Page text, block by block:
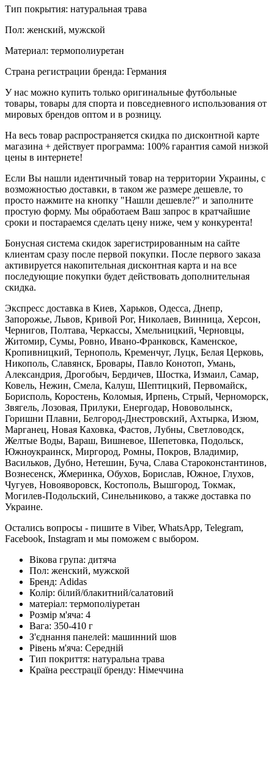
Тип покрытия: натуральная трава
Пол: женский, мужской
Материал: термополиуретан
Страна регистрации бренда: Германия
У нас можно купить только оригинальные футбольные
товары, товары для спорта и повседневного использования от
мировых брендов оптом и в розницу.
На весь товар распространяется скидка по дисконтной карте
магазина + действует программа: 100% гарантия самой низкой
цены в интернете!
Если Вы нашли идентичный товар на территории Украины, с
возможностью доставки, в таком же размере дешевле, то
просто нажмите на кнопку "Нашли дешевле?" и заполните
простую форму. Мы обработаем Ваш запрос в кратчайшие
сроки и постараемся сделать цену ниже, чем у конкурента!
Бонусная система скидок зарегистрированным на сайте
клиентам сразу после первой покупки. После первого заказа
активируется накопительная дисконтная карта и на все
последующие покупки будет действовать дополнительная
скидка.
Экспресс доставка в Киев, Харьков, Одесса, Днепр,
Запорожье, Львов, Кривой Рог, Николаев, Винница, Херсон,
Чернигов, Полтава, Черкассы, Хмельницкий, Черновцы,
Житомир, Сумы, Ровно, Ивано-Франковск, Каменское,
Кропивницкий, Тернополь, Кременчуг, Луцк, Белая Церковь,
Никополь, Славянск, Бровары, Павло Конотоп, Умань,
Александрия, Дрогобыч, Бердичев, Шостка, Измаил, Самар,
Ковель, Нежин, Смела, Калуш, Шептицкий, Первомайск,
Борисполь, Коростень, Коломыя, Ирпень, Стрый, Черноморск,
Звягель, Лозовая, Прилуки, Енергодар, Нововолынск,
Горишни Плавни, Белгород-Днестровский, Ахтырка, Изюм,
Марганец, Новая Каховка, Фастов, Лубны, Светловодск,
Желтые Воды, Вараш, Вишневое, Шепетовка, Подольск,
Южноукраинск, Миргород, Ромны, Покров, Владимир,
Васильков, Дубно, Нетешин, Буча, Слава Староконстантинов,
Вознесенск, Жмеринка, Обухов, Борислав, Южное, Глухов,
Чугуев, Новояворовск, Костополь, Вышгород, Токмак,
Могилев-Подольский, Синельниково, а также доставка по
Украине.
Остались вопросы - пишите в Viber, WhatsApp, Telegram,
Facebook, Instagram и мы поможем с выбором.
Вікова група: дитяча
Пол: женский, мужской
Бренд: Adidas
Колір: білий/блакитний/салатовий
матеріал: термополіуретан
Розмір м'яча: 4
Вага: 350-410 г
З'єднання панелей: машинний шов
Рівень м'яча: Середній
Тип покриття: натуральна трава
Країна реєстрації бренду: Німеччина